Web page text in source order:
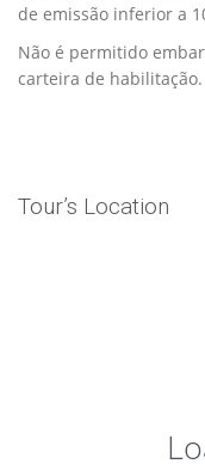
de emissão inferior a
Não é permitido
carteira de habilitação.
Tour’s Location